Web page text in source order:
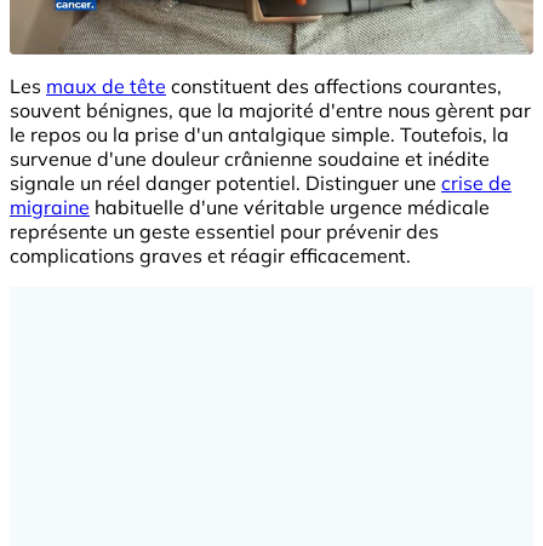
Les maux de tête constituent des affections courantes,
souvent bénignes, que la majorité d'entre nous gèrent par
le repos ou la prise d'un antalgique simple. Toutefois, la
survenue d'une douleur crânienne soudaine et inédite
signale un réel danger potentiel. Distinguer une crise de
migraine habituelle d'une véritable urgence médicale
représente un geste essentiel pour prévenir des
complications graves et réagir efficacement.